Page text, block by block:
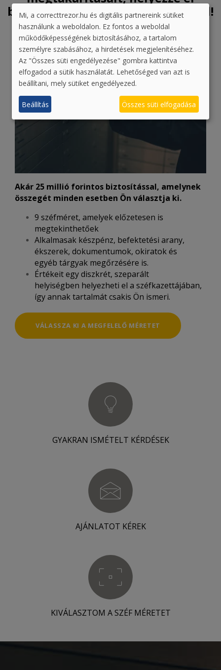
biztonságosan a Correct Trezornál!
Akár 25 millió forintos biztosítással, amelynek
összegét minden esetben Ön választja ki.
9 széfméret, amelyek előzetesen is
megtekinthetőek
Alkalmasak készpénz, befektetési arany,
ékszerek, dokumentumok, okiratok és
egyéb tárgyak megőrzésére is.
Értékeit egy diszkrét, szeparált
helyiségben helyezheti el a széfkazettájában,
így annak tartalmát csakis Ön ismeri.
VÁLASSZA KI A MEGFELELŐ MÉRETET
GYAKRAN ISMÉTELT KÉRDÉSEK
AJÁNLATOT KÉREK
KIVÁLASZTOM A SZÉF MÉRETET
Mi, a correcttrezor.hu és digitális partnereink sütiket
használunk a weboldalon. Ez fontos a weboldal
működőképességének biztosításához, a tartalom
személyre szabásához, a hirdetések megjelenítéséhez.
Az "Összes süti engedélyezése" gombra kattintva
elfogadod a sütik használatát. Lehetőséged van azt is
beállítani, mely sütiket engedélyezed.
Beállítás Összes süti elfogadása